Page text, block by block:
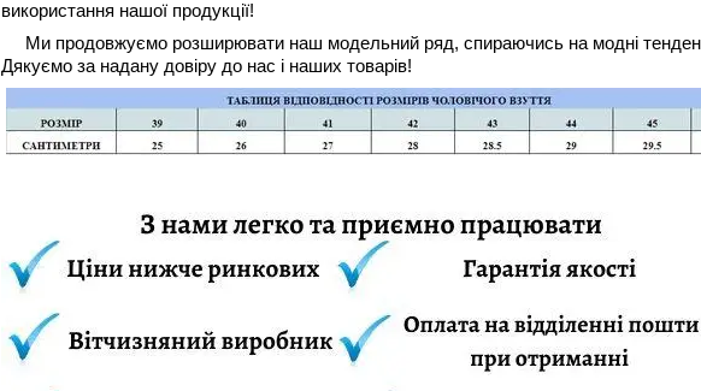
використання нашої продукції!
Ми продовжуємо розширювати наш модельний ряд, спираючись на модні
Дякуємо за надану довіру до нас і наших товарів!